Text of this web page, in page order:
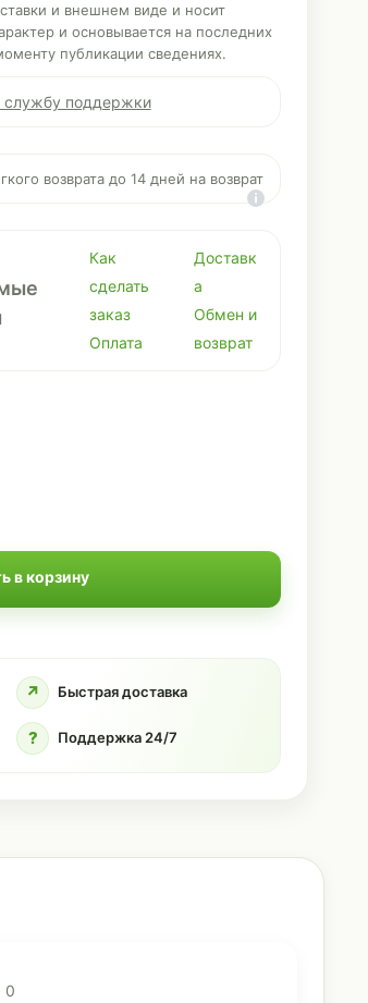
в корзину
↗ Быстрая доставка
? Поддержка 24/7
и внешнем виде и носит
и основывается на последних
публикации сведениях.
службу поддержки
возврата до 14 дней на возврат
Как
сделать
заказ
Оплата
Доставк
а
Обмен и
возврат
0